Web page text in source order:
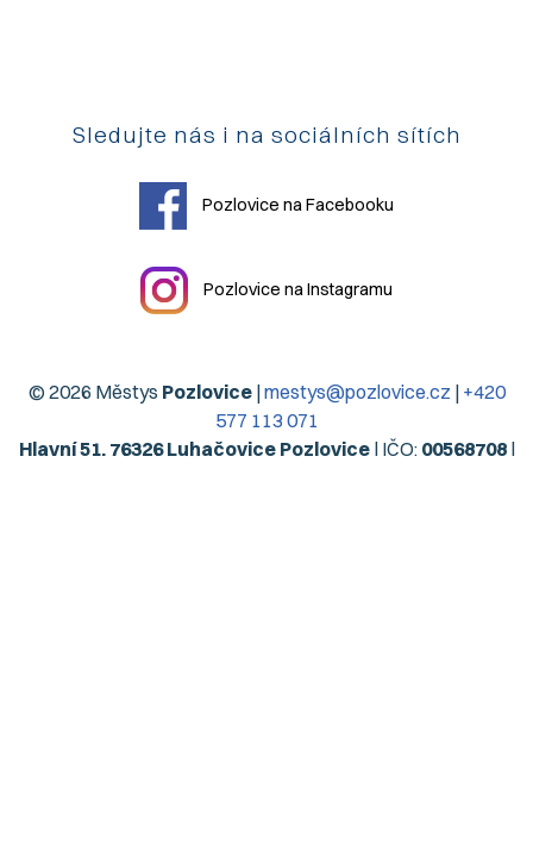
Sledujte nás i na sociálních sítích
Pozlovice na Facebooku
Pozlovice na Instagramu
© 2026 Městys Pozlovice|mestys@pozlovice.cz | +420
577 113 071
Hlavní 51, 76326 Luhačovice Pozlovice| IČO: 00568708|